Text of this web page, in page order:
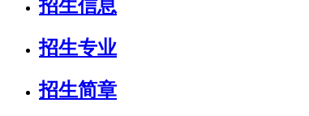
招生信息
招生专业
招生简章